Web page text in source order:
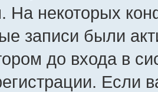
На некоторых
записи были
до входа в